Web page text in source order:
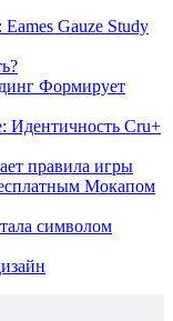
Gauze Study
Формирует
Идентичность Cru+
правила игры
Мокапом
символом